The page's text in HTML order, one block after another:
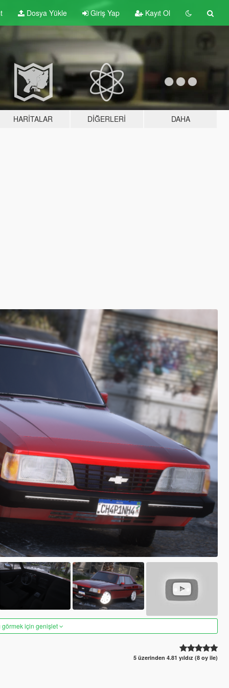
Dosya Yükle Giriş Yap Kayıt Ol
HARITALAR DIĞERLERI DAHA
görmek için genişlet
5 üzerinden 4.81 yıldız (8 oy ile)